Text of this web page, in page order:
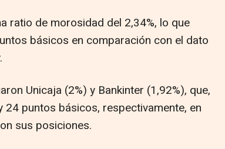
ratio de morosidad del 2,34%, lo que
básicos en comparación con el dato
Unicaja (2%) y Bankinter (1,92%), que,
puntos básicos, respectivamente, en
sus posiciones.